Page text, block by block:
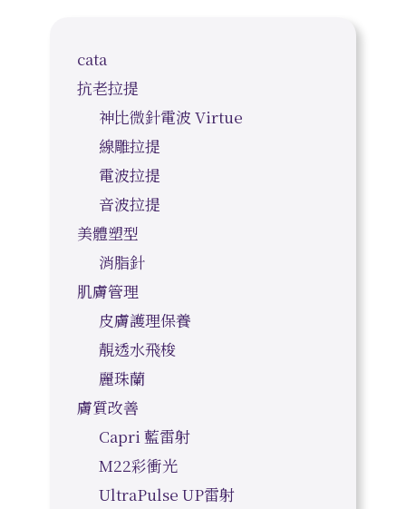
cata
抗老拉提
神比微針電波 Virtue
線雕拉提
電波拉提
音波拉提
美體塑型
消脂針
肌膚管理
皮膚護理保養
靚透水飛梭
麗珠蘭
膚質改善
Capri 藍雷射
M22彩衝光
UltraPulse UP雷射